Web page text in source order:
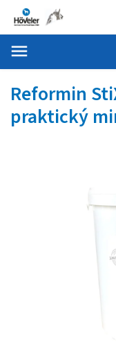
Reformin
praktický